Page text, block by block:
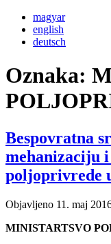
magyar
english
deutsch
Oznaka:
Bespovratna
mehanizaciju
poljoprivrede
Objavljeno 11. maj
MINISTARTSVO